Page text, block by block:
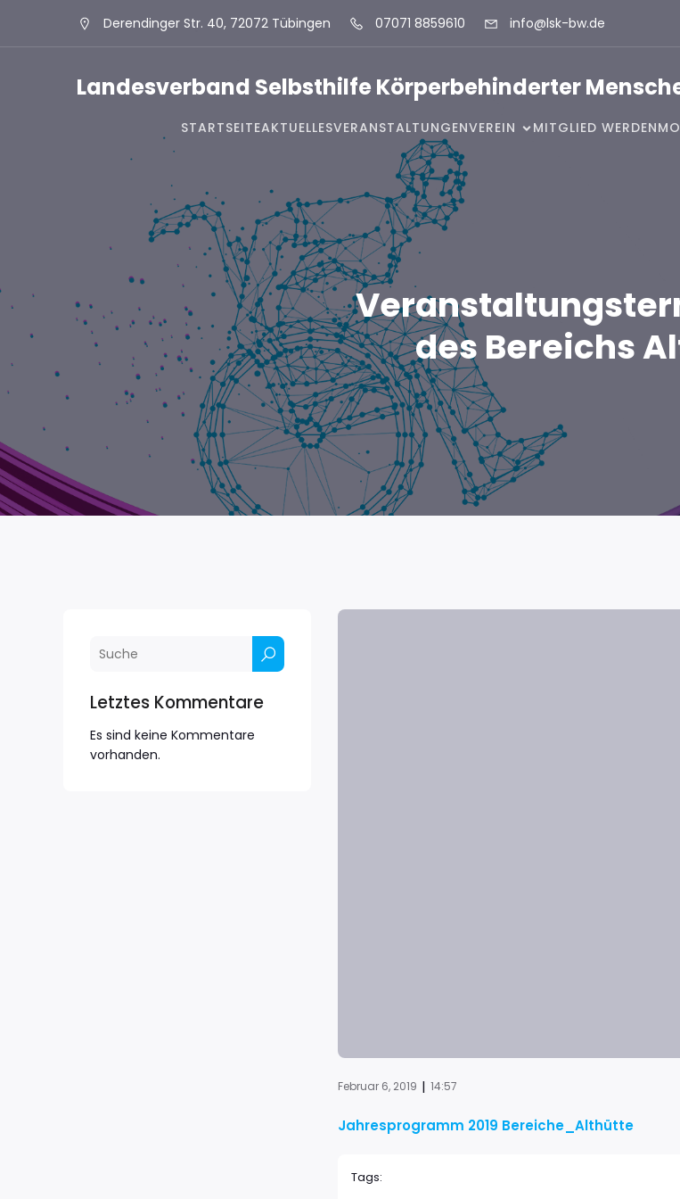
Derendinger Str. 40, 72072 Tübingen 07071 8859610 info@lsk-bw.de
Landesverband Selbsthilfe Körperbehinderter
STARTSEITEAKTUELLESVERANSTALTUNGENVEREIN MITGLIED WERDEN
des Bereichs
Letztes Kommentare
Es sind keine Kommentare
vorhanden.
Februar 6, 2019 | 14:57
Jahresprogramm 2019 Bereiche_Althütte
Tags: